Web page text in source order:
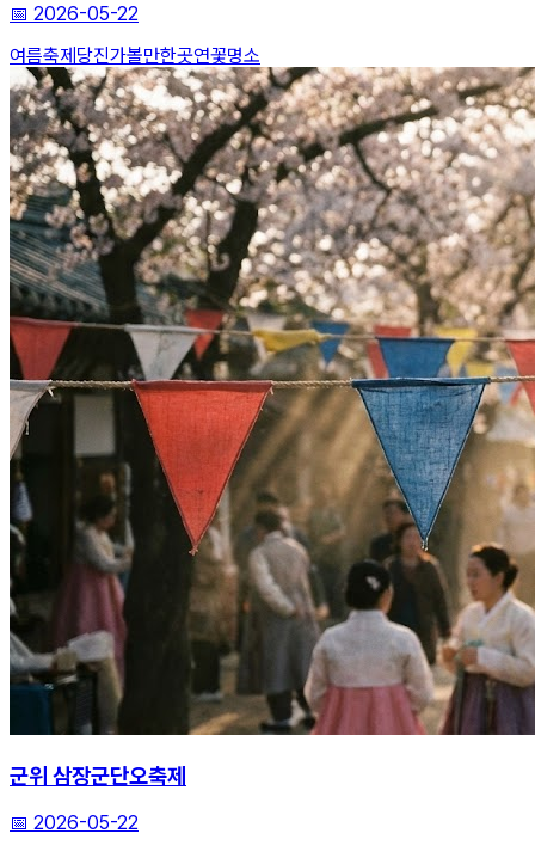
📅 2026-05-22
여름축제당진가볼만한곳연꽃명소
군위 삼장군단오축제
📅 2026-05-22